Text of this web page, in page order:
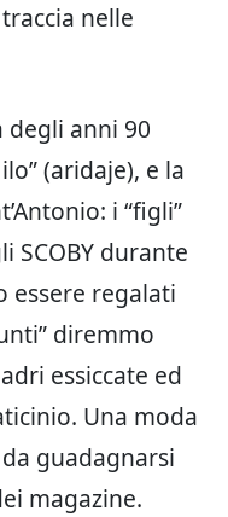
nelle
anni 90
(aridaje), e la
i “figli”
durante
essere regalati
diremmo
essiccate ed
Una moda
guadagnarsi
magazine.